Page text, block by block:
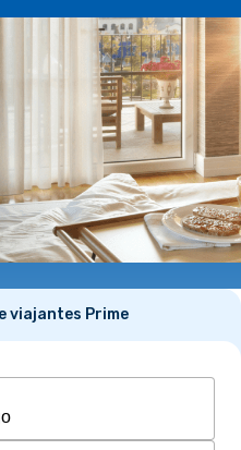
PT(€)
viajantes Prime